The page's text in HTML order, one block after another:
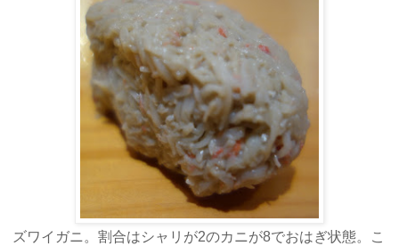
ズワイガニ。割合はシャリが2のカニが8でおはぎ状態。こ